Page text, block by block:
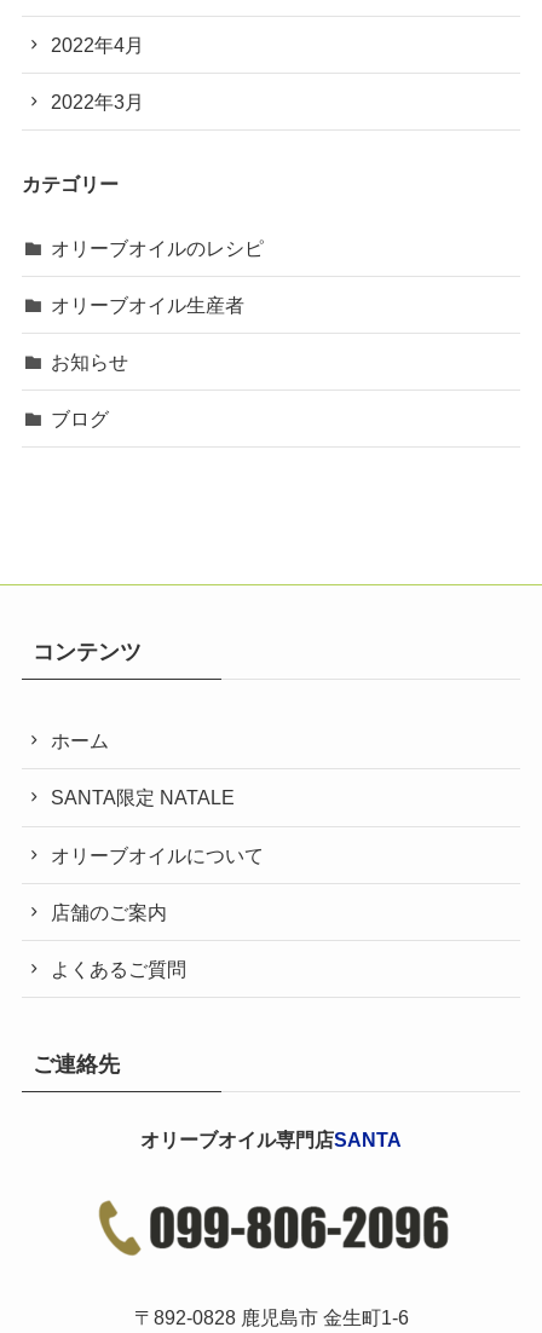
2022年4月
2022年3月
カテゴリー
オリーブオイルのレシピ
オリーブオイル生産者
お知らせ
ブログ
コンテンツ
ホーム
SANTA限定 NATALE
オリーブオイルについて
店舗のご案内
よくあるご質問
ご連絡先
オリーブオイル専門店SANTA
〒892-0828 鹿児島市 金生町1-6